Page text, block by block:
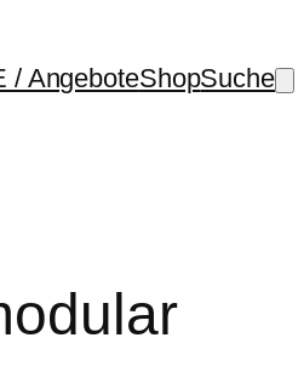
/ AngeboteShopSuche